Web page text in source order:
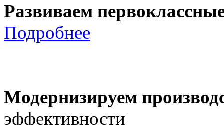
Развиваем
Подробнее
Модернизируем
эффективности